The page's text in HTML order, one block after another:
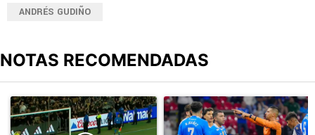
ANDRÉS GUDIÑO
NOTAS RECOMENDADAS
Un artículo de tendencia con el título "El divorcio es total: La
Un artículo de tendencia con el